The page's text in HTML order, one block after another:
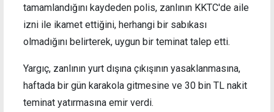
tamamlandığını kaydeden polis, zanlının KKTC'de aile
izni ile ikamet ettiğini, herhangi bir sabıkası
olmadığını belirterek, uygun bir teminat talep etti.
Yargıç, zanlının yurt dışına çıkışının yasaklanmasına,
haftada bir gün karakola gitmesine ve 30 bin TL nakit
teminat yatırmasına emir verdi.